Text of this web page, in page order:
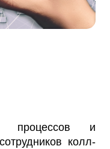
процессов и
колл-